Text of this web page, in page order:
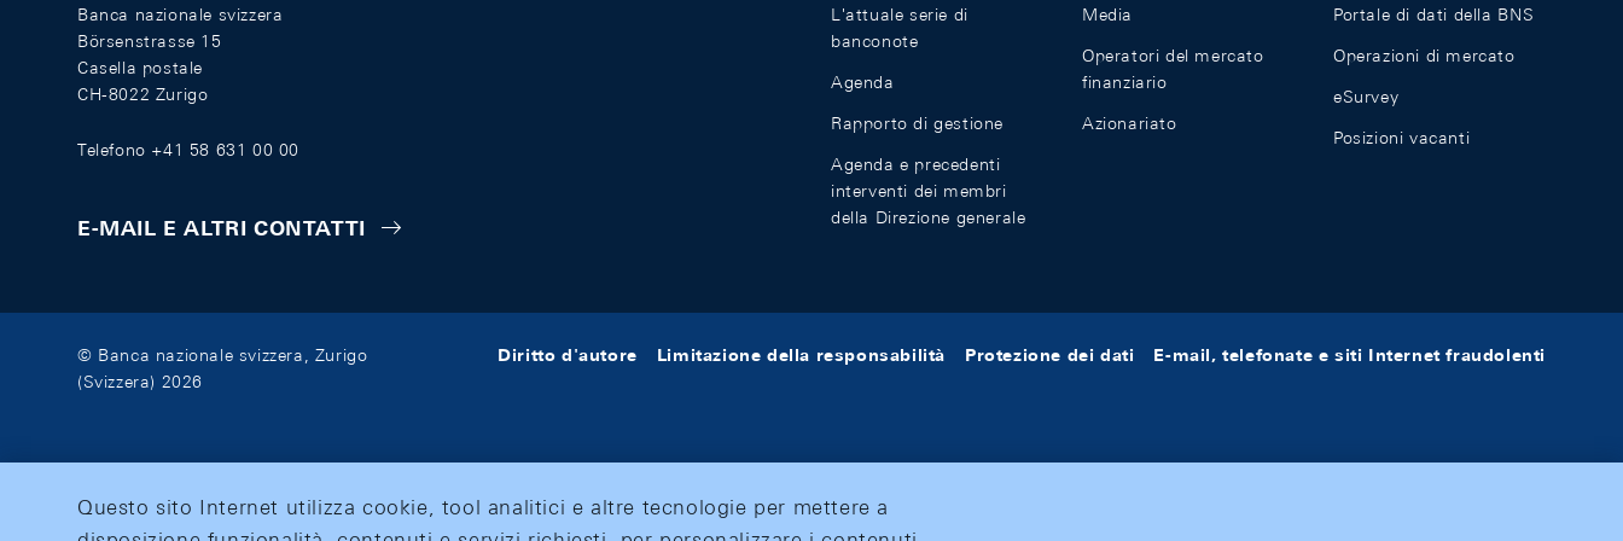
Banca nazionale svizzera
Börsenstrasse 15
Casella postale
CH-8022 Zurigo
Telefono +41 58 631 00 00
E-MAIL E ALTRI CONTATTI
L'attuale serie di
banconote
Agenda
Rapporto di gestione
Agenda e precedenti
interventi dei membri
della Direzione generale
Media
Operatori del mercato
finanziario
Azionariato
Portale di dati della BNS
Operazioni di mercato
eSurvey
Posizioni vacanti
© Banca nazionale svizzera, Zurigo
(Svizzera) 2026
Diritto d'autore Limitazione della responsabilità Protezione dei dati E-mail, telefonate e siti Internet fraudolenti
Questo sito Internet utilizza cookie, tool analitici e altre tecnologie per mettere a